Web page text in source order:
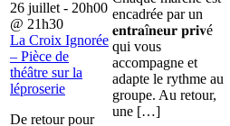
26 juillet - 20h00
@ 21h30
La Croix Ignorée
– Pièce de
théâtre sur la
léproserie
De retour pour
encadrée par un
𝐞𝐧𝐭𝐫𝐚î𝐧𝐞𝐮𝐫 𝐩𝐫𝐢𝐯é
qui vous
accompagne et
adapte le rythme au
groupe. Au retour,
une […]